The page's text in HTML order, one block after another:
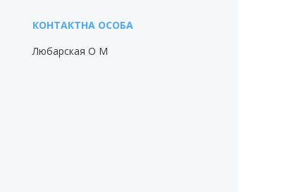
Любарская О М